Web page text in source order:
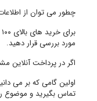
چطور می توان از
مورد بررسی قرار دهید.
اگر در پرداخت آنلاین
اولین گامی که بر می
تماس بگیرید و موضوع